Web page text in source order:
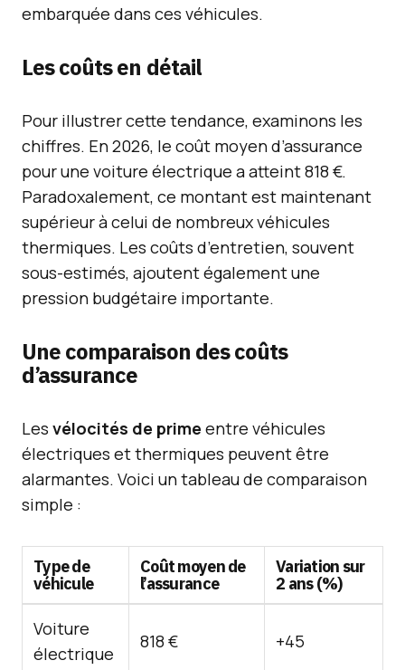
embarquée dans ces véhicules.
Les coûts en détail
Pour illustrer cette tendance, examinons les
chiffres. En 2026, le coût moyen d’assurance
pour une voiture électrique a atteint 818 €.
Paradoxalement, ce montant est maintenant
supérieur à celui de nombreux véhicules
thermiques. Les coûts d’entretien, souvent
sous-estimés, ajoutent également une
pression budgétaire importante.
Une comparaison des coûts
d’assurance
Les vélocités de prime entre véhicules
électriques et thermiques peuvent être
alarmantes. Voici un tableau de comparaison
simple :
Type de
véhicule
Coût moyen de
l’assurance
Variation sur
2 ans (%)
Voiture
électrique
818 € +45